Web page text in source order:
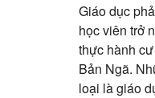
Giáo dục
học viên trở
thực hành
Bản Ngã.
loại là giáo